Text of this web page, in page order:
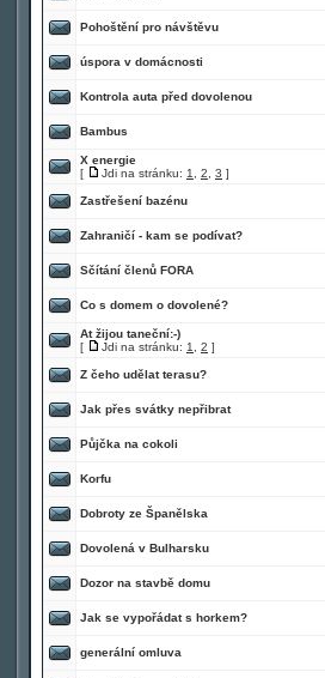
Pohoštění pro návštěvu
úspora v domácnosti
Kontrola auta před dovolenou
Bambus
X energie
[
Jdi na stránku: 1 2 3 ]
Zastřešení bazénu
Zahraničí - kam se podívat?
Sčítání členů FORA
Co s domem o dovolené?
At žijou taneční:-)
[
Jdi na stránku: 1 2 ]
Z čeho udělat terasu?
Jak přes svátky nepřibrat
Půjčka na cokoli
Korfu
Dobroty ze Španělska
Dovolená v Bulharsku
Dozor na stavbě domu
Jak se vypořádat s horkem?
generální omluva